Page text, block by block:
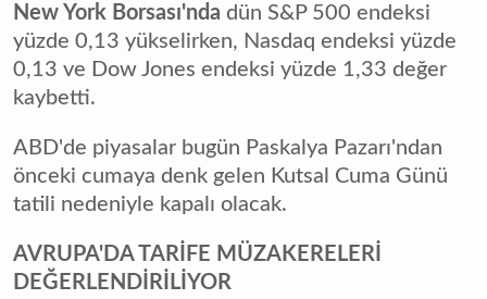
New York Borsası'nda dün S&P 500 endeksi
yüzde 0,13 yükselirken, Nasdaq endeksi yüzde
0,13 ve Dow Jones endeksi yüzde 1,33 değer
kaybetti.
ABD'de piyasalar bugün Paskalya Pazarı'ndan
önceki cumaya denk gelen Kutsal Cuma Günü
tatili nedeniyle kapalı olacak.
AVRUPA'DA TARİFE MÜZAKERELERİ
DEĞERLENDİRİLİYOR